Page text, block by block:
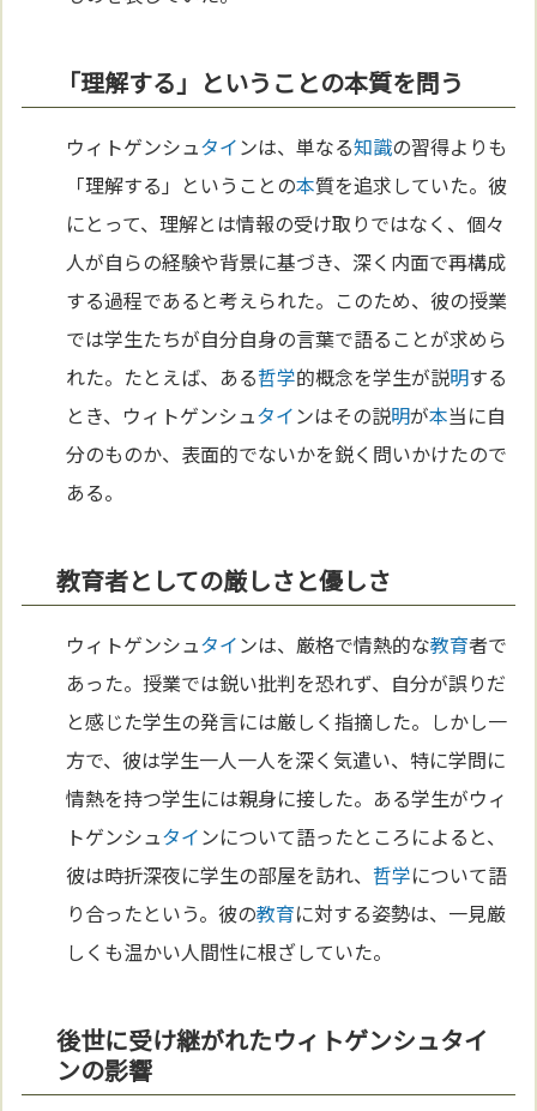
「理解する」ということの本質を問う
ウィトゲンシュタインは、単なる知識の習得よりも
「理解する」ということの本質を追求していた。彼
にとって、理解とは情報の受け取りではなく、個々
人が自らの経験や背景に基づき、深く内面で再構成
する過程であると考えられた。このため、彼の授業
では学生たちが自分自身の言葉で語ることが求めら
れた。たとえば、ある哲学的概念を学生が説明する
とき、ウィトゲンシュタインはその説明が本当に自
分のものか、表面的でないかを鋭く問いかけたので
ある。
教育者としての厳しさと優しさ
ウィトゲンシュタインは、厳格で情熱的な教育者で
あった。授業では鋭い批判を恐れず、自分が誤りだ
と感じた学生の発言には厳しく指摘した。しかし一
方で、彼は学生一人一人を深く気遣い、特に学問に
情熱を持つ学生には親身に接した。ある学生がウィ
トゲンシュタインについて語ったところによると、
彼は時折深夜に学生の部屋を訪れ、 哲学について語
り合ったという。彼の教育に対する姿勢は、一見厳
しくも温かい人間性に根ざしていた。
後世に受け継がれたウィトゲンシュタイ
ンの影響